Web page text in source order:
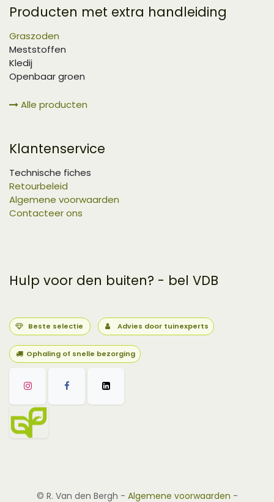
Producten met extra handleiding
Graszoden
Meststoffen
Kledij
Openbaar groen
Alle producten
Klantenservice
Technische fiches
Retourbeleid
Algemene voorwaarden
Contacteer ons
Hulp voor den buiten? - bel VDB
Beste selectie Advies door tuinexperts
Ophaling of snelle bezorging
© R. Van den Bergh - Algemene voorwaarden -